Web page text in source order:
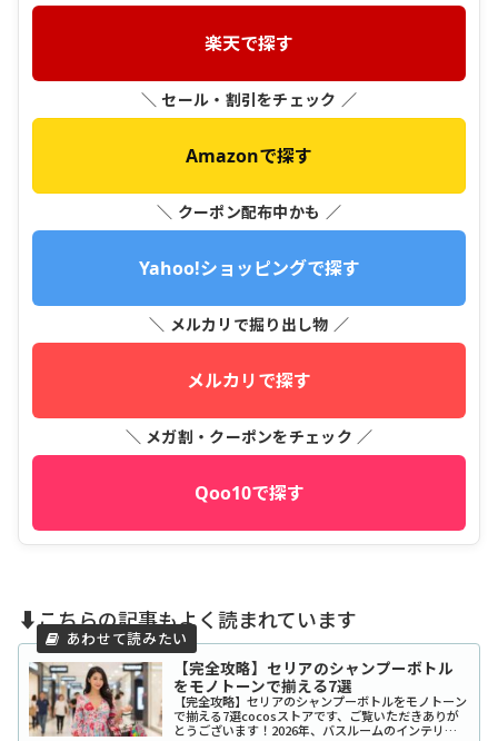
楽天で探す
＼ セール・割引をチェック ／
Amazonで探す
＼ クーポン配布中かも ／
Yahoo!ショッピングで探す
＼ メルカリで掘り出し物 ／
メルカリで探す
＼ メガ割・クーポンをチェック ／
Qoo10で探す
⬇️こちらの記事もよく読まれています
【完全攻略】セリアのシャンプーボトル
をモノトーンで揃える7選
【完全攻略】セリアのシャンプーボトルをモノトーン
で揃える7選cocosストアです、ご覧いただきありが
とうございます！2026年、バスルームのインテリア